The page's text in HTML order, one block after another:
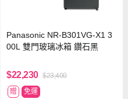
Panasonic NR-B301VG-X1 3
00L 雙門玻璃冰箱 鑽石黑
$22,230 $23,400
贈
免運